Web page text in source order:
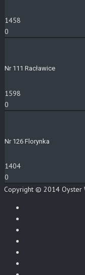
1458
0
Nr 111 Racławice
1598
0
Nr 126 Florynka
1404
0
Copyright © 2014 Oyster